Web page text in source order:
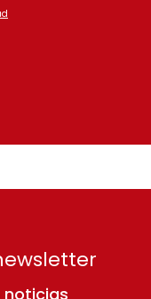
noticias